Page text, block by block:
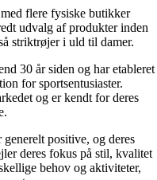
flere fysiske butikker
udvalg af produkter inden
striktrøjer i uld til damer.
30 år siden og har etableret
for sportsentusiaster.
og er kendt for deres
positive, og deres
deres fokus på stil, kvalitet
behov og aktiviteter,